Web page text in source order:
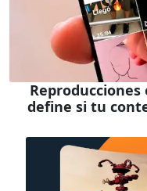
define si tu